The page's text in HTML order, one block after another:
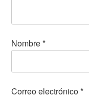
Nombre*
Correo electrónico*